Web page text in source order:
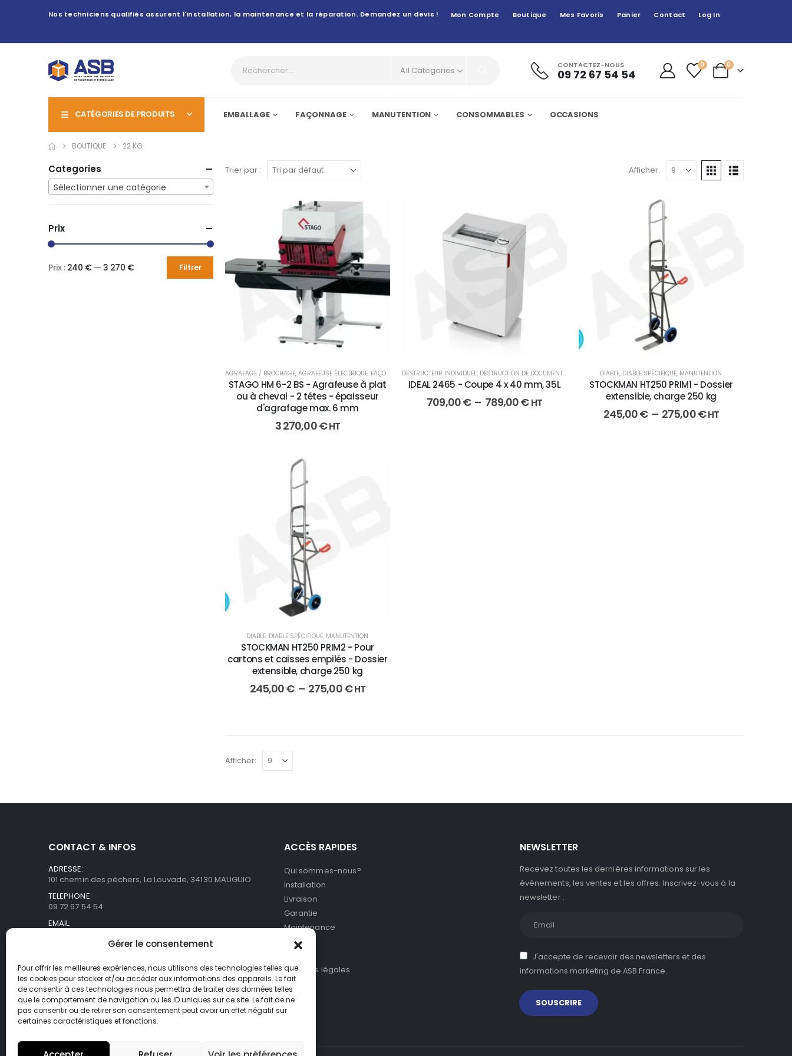
Gérer le consentement
Pour offrir les meilleures expériences, nous utilisons des technologies telles que
les cookies pour stocker et/ou accéder aux informations des appareils. Le fait
de consentir à ces technologies nous permettra de traiter des données telles
que le comportement de navigation ou les ID uniques sur ce site. Le fait de ne
pas consentir ou de retirer son consentement peut avoir un effet négatif sur
certaines caractéristiques et fonctions.
Nos techniciens qualifiés assurent l'installation, la maintenance et la réparation. Demandez un devis ! Mon Compte Boutique Mes Favoris Panier Contact Log In
All Categories CONTACTEZ-NOUS
09 72 67 54 54
0 0
CATÉGORIES DE PRODUITS EMBALLAGE FAÇONNAGE MANUTENTION CONSOMMABLES OCCASIONS
BOUTIQUE 22 KG
Trier par : Afficher:
AGRAFAGE / BROCHAGE, AGRAFEUSE ÉLECTRIQUE, FAÇONNAGE
STAGO HM 6-2 BS - Agrafeuse à plat
ou à cheval - 2 tétes - épaisseur
d'agrafage max. 6 mm
3 270,00€HT
DESTRUCTEUR INDIVIDUEL, DESTRUCTION DE DOCUMENTS FAÇONNAGE
IDEAL 2465 - Coupe 4 x 40 mm, 35L
709,00€ – 789,00€ HT
DIABLE, DIABLE SPÉCIFIQUE, MANUTENTION
STOCKMAN HT250 PRIM1 - Dossier
extensible, charge 250 kg
245,00€ – 275,00€HT
DIABLE, DIABLE SPÉCIFIQUE, MANUTENTION
STOCKMAN HT250 PRIM2 - Pour
cartons et caisses empilés - Dossier
extensible, charge 250 kg
245,00€ – 275,00€HT
Afficher:
Categories
Sélectionner une catégorie
Prix
Filtrer
Prix : 240 €— 3 270 €
CONTACT & INFOS
ADRESSE:
101 chemin des pêchers, La Louvade, 34130 MAUGUIO
TELEPHONE:
09 72 67 54 54
EMAIL:
ACCÈS RAPIDES
Qui sommes-nous?
Installation
Livraison
Garantie
Maintenance
SAV
Mentions légales
NEWSLETTER
Recevez toutes les dernières informations sur les
événements, les ventes et les offres. Inscrivez-vous à la
newsletter :
J'accepte de recevoir des newsletters et des
informations marketing de ASB France.